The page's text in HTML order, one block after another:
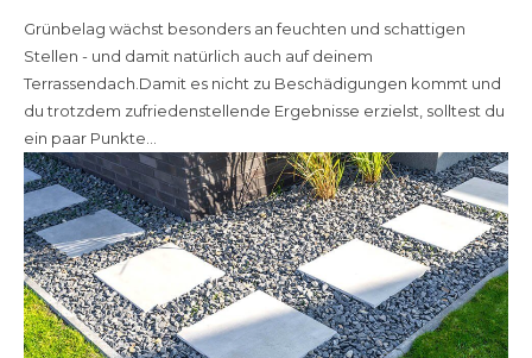
Grünbelag wächst besonders an feuchten und schattigen
Stellen - und damit natürlich auch auf deinem
Terrassendach.Damit es nicht zu Beschädigungen kommt und
du trotzdem zufriedenstellende Ergebnisse erzielst, solltest du
ein paar Punkte...